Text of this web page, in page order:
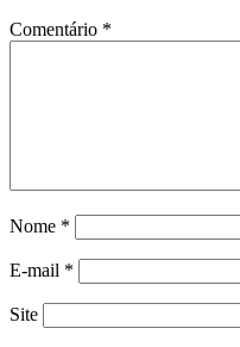
Comentário *
Nome *
E-mail *
Site